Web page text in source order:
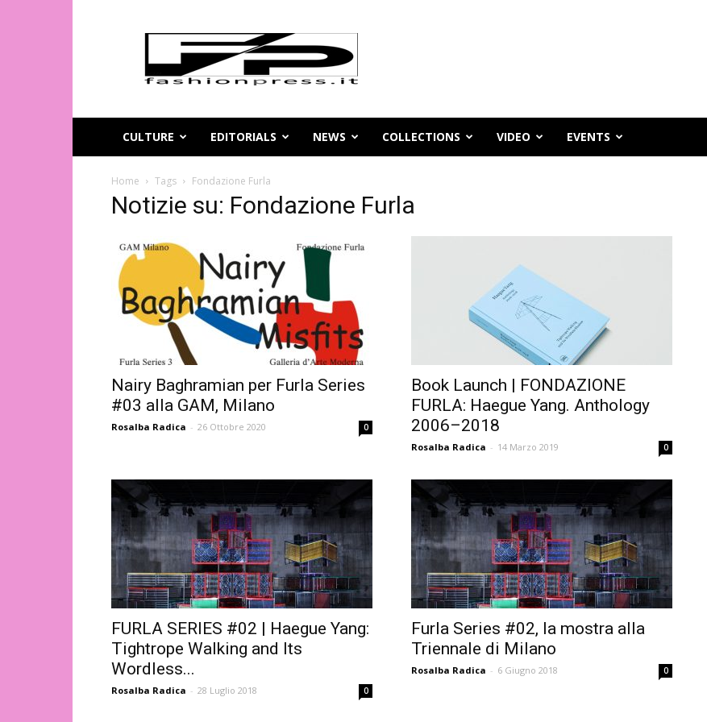
Magazine
moda
online
FashionPress.it
CULTURE
EDITORIALS NEWS COLLECTIONS VIDEO EVENTS
Home Tags Fondazione Furla
Notizie su: Fondazione Furla
Nairy Baghramian per Furla Series
#03 alla GAM, Milano
Rosalba Radica - 26 Ottobre 2020 0
Book Launch | FONDAZIONE
FURLA: Haegue Yang. Anthology
2006–2018
Rosalba Radica - 14 Marzo 2019 0
FURLA SERIES #02 | Haegue Yang:
Tightrope Walking and Its
Wordless...
Rosalba Radica - 28 Luglio 2018 0
Furla Series #02, la mostra alla
Triennale di Milano
Rosalba Radica - 6 Giugno 2018 0